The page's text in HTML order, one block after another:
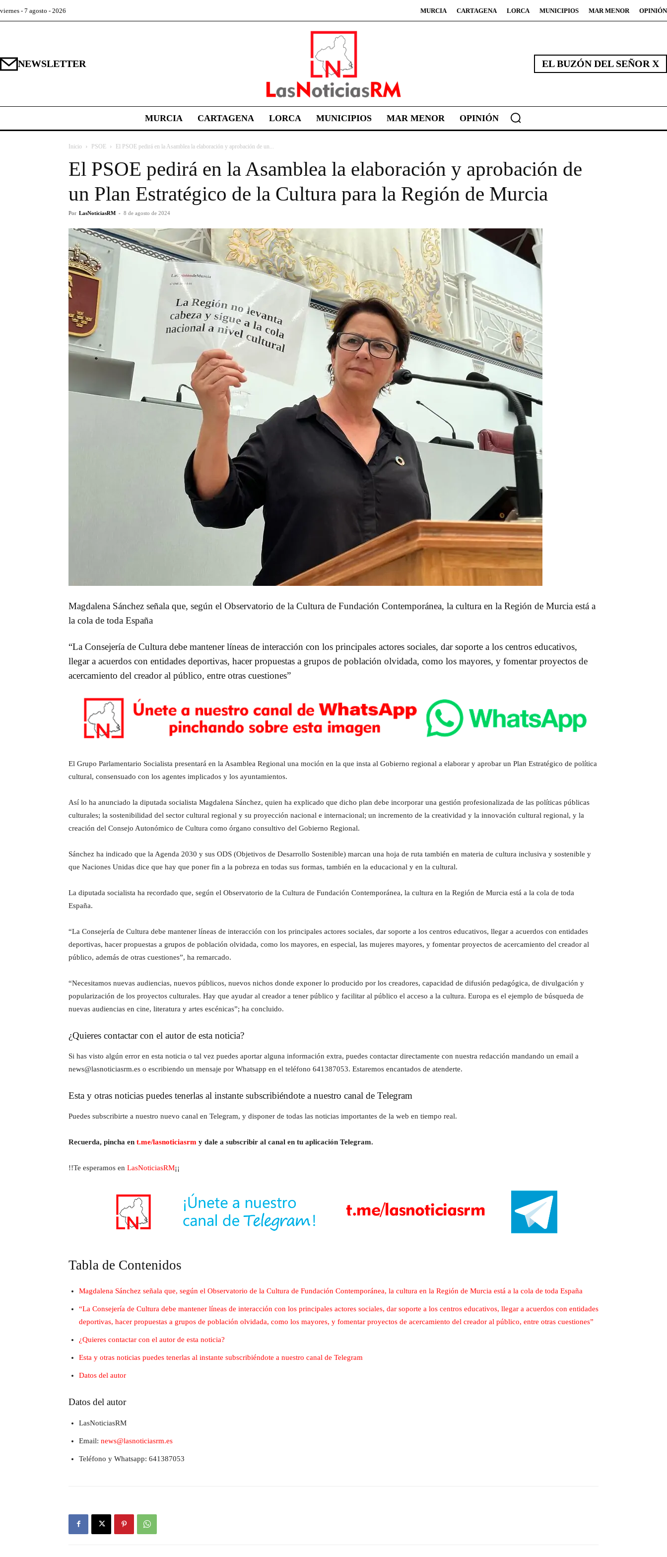
viernes - 7 agosto - 2026 MURCIA CARTAGENA LORCA MUNICIPIOS MAR MENOR OPINIÓN
NEWSLETTER EL BUZÓN DEL SEÑOR X
MURCIA CARTAGENA LORCA MUNICIPIOS MAR MENOR OPINIÓN
Inicio PSOE El PSOE pedirá en la Asamblea la elaboración y aprobación de un...
El PSOE pedirá en la Asamblea la elaboración y aprobación de
un Plan Estratégico de la Cultura para la Región de Murcia
Por LasNoticiasRM - 8 de agosto de 2024
Magdalena Sánchez señala que, según el Observatorio de la Cultura de Fundación Contemporánea, la cultura en la Región de Murcia está a
la cola de toda España
“La Consejería de Cultura debe mantener líneas de interacción con los principales actores sociales, dar soporte a los centros educativos,
llegar a acuerdos con entidades deportivas, hacer propuestas a grupos de población olvidada, como los mayores, y fomentar proyectos de
acercamiento del creador al público, entre otras cuestiones”
El Grupo Parlamentario Socialista presentará en la Asamblea Regional una moción en la que insta al Gobierno regional a elaborar y aprobar un Plan Estratégico de política
cultural, consensuado con los agentes implicados y los ayuntamientos.
Así lo ha anunciado la diputada socialista Magdalena Sánchez, quien ha explicado que dicho plan debe incorporar una gestión profesionalizada de las políticas públicas
culturales; la sostenibilidad del sector cultural regional y su proyección nacional e internacional; un incremento de la creatividad y la innovación cultural regional, y la
creación del Consejo Autonómico de Cultura como órgano consultivo del Gobierno Regional.
Sánchez ha indicado que la Agenda 2030 y sus ODS (Objetivos de Desarrollo Sostenible) marcan una hoja de ruta también en materia de cultura inclusiva y sostenible y
que Naciones Unidas dice que hay que poner fin a la pobreza en todas sus formas, también en la educacional y en la cultural.
La diputada socialista ha recordado que, según el Observatorio de la Cultura de Fundación Contemporánea, la cultura en la Región de Murcia está a la cola de toda
España.
“La Consejería de Cultura debe mantener líneas de interacción con los principales actores sociales, dar soporte a los centros educativos, llegar a acuerdos con entidades
deportivas, hacer propuestas a grupos de población olvidada, como los mayores, en especial, las mujeres mayores, y fomentar proyectos de acercamiento del creador al
público, además de otras cuestiones”, ha remarcado.
“Necesitamos nuevas audiencias, nuevos públicos, nuevos nichos donde exponer lo producido por los creadores, capacidad de difusión pedagógica, de divulgación y
popularización de los proyectos culturales. Hay que ayudar al creador a tener público y facilitar al público el acceso a la cultura. Europa es el ejemplo de búsqueda de
nuevas audiencias en cine, literatura y artes escénicas”; ha concluido.
¿Quieres contactar con el autor de esta noticia?
Si has visto algún error en esta noticia o tal vez puedes aportar alguna información extra, puedes contactar directamente con nuestra redacción mandando un email a
news@lasnoticiasrm.es o escribiendo un mensaje por Whatsapp en el teléfono 641387053. Estaremos encantados de atenderte.
Esta y otras noticias puedes tenerlas al instante subscribiéndote a nuestro canal de Telegram
Puedes subscribirte a nuestro nuevo canal en Telegram, y disponer de todas las noticias importantes de la web en tiempo real.
Recuerda, pincha en t.me/lasnoticiasrm y dale a subscribir al canal en tu aplicación Telegram.
!!Te esperamos en LasNoticiasRM¡¡
Tabla de Contenidos
Magdalena Sánchez señala que, según el Observatorio de la Cultura de Fundación Contemporánea, la cultura en la Región de Murcia está a la cola de toda España
“La Consejería de Cultura debe mantener líneas de interacción con los principales actores sociales, dar soporte a los centros educativos, llegar a acuerdos con entidades
deportivas, hacer propuestas a grupos de población olvidada, como los mayores, y fomentar proyectos de acercamiento del creador al público, entre otras cuestiones”
¿Quieres contactar con el autor de esta noticia?
Esta y otras noticias puedes tenerlas al instante subscribiéndote a nuestro canal de Telegram
Datos del autor
Datos del autor
LasNoticiasRM
Email: news@lasnoticiasrm.es
Teléfono y Whatsapp: 641387053